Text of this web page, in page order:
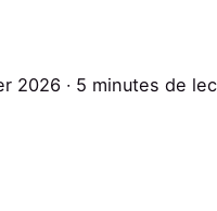
2026 ∙ 5 minutes de